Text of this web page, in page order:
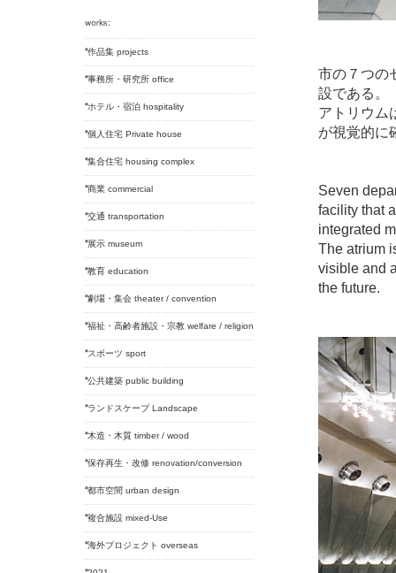
作品集 projects
事務所・研究所 office
ホテル・宿泊 hospitality
個人住宅 Private house
集合住宅 housing complex
商業 commercial
交通 transportation
展示 museum
教育 education
劇場・集会 theater / convention
福祉・高齢者施設・宗教 welfare / religion
スポーツ sport
公共建築 public building
ランドスケープ Landscape
木造・木質 timber / wood
保存再生・改修 renovation/conversion
都市空間 urban design
複合施設 mixed-Use
海外プロジェクト overseas
市の７つの
設である。
アトリウム
が視覚的に
Seven
facility that
integrated
The atrium
visible and
the future.